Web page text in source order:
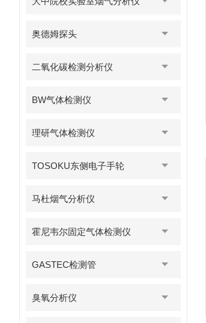
奥德姆探头
二氧化碳检测分析仪
BW气体检测仪
理研气体检测仪
TOSOKU东侧电子手轮
马杜烟气分析仪
霍尼韦尔固定气体检测仪
GASTEC检测管
臭氧分析仪